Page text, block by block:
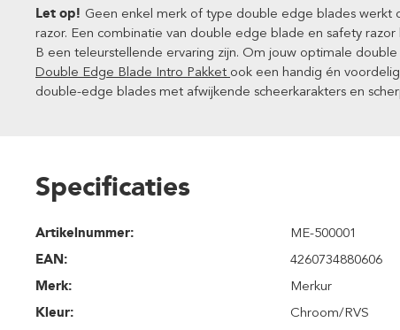
Let op! Geen enkel merk of type double edge blades
razor. Een combinatie van double edge blade en safety
B een teleurstellende ervaring zijn. Om jouw optimale
Double Edge Blade Intro Pakket ook een handig én
double-edge blades met afwijkende scheerkarakters en
Specificaties
Artikelnummer:
ME-500001
EAN:
4260734880606
Merk:
Merkur
Kleur:
Chroom/RVS